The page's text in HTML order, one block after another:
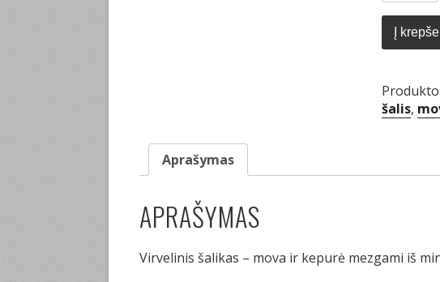
Šalikas
mova+
kepurė
Į
šalis,
Aprašymas
APRAŠYMAS
Virvelinis šalikas – mova ir kepurė mezgami iš